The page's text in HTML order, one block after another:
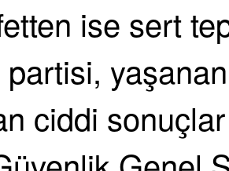
ise sert
ciddi